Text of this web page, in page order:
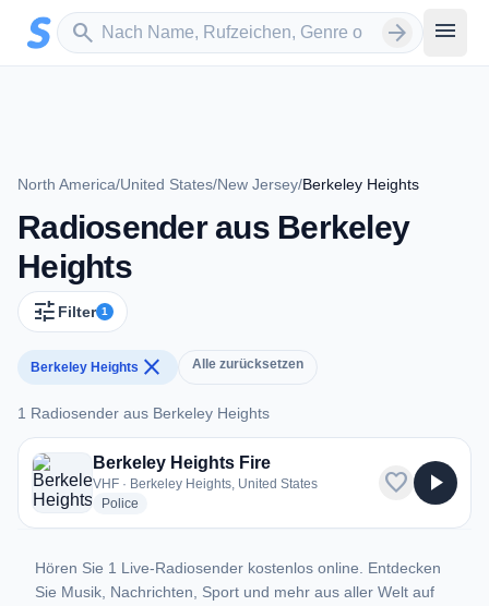
Zum Hauptinhalt springen
search
Sender suchen arrow_forward menu
North America/United States/New Jersey/Berkeley Heights
Radiosender aus Berkeley
Heights
tune Filter 1
Berkeley Heights close Alle zurücksetzen
1 Radiosender aus Berkeley Heights
1 Radiosender aus Berkeley Heights
Berkeley Heights Fire
VHF · Berkeley Heights, United States
Police
favorite play_arrow
Hören Sie 1 Live-Radiosender kostenlos online. Entdecken
Sie Musik, Nachrichten, Sport und mehr aus aller Welt auf